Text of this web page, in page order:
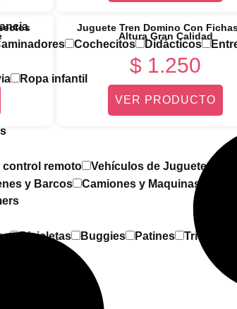
Cochecitos Didácticos
Ropa infantil
control remoto
Vehículos de Juguete
y Barcos Camiones y Maquinas
Bicicletas Buggies Patines Triciclos
Juguete Tren Domino Con
Altura Gran Calidad
$ 1.250
VER PRODUCTO